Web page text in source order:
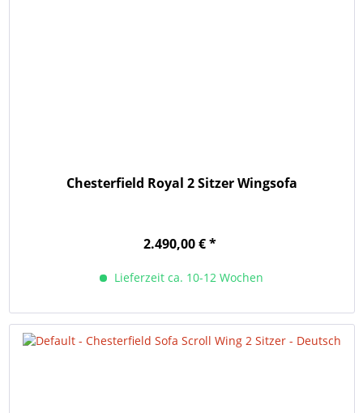
Chesterfield Royal 2 Sitzer Wingsofa
2.490,00 € *
Lieferzeit ca. 10-12 Wochen